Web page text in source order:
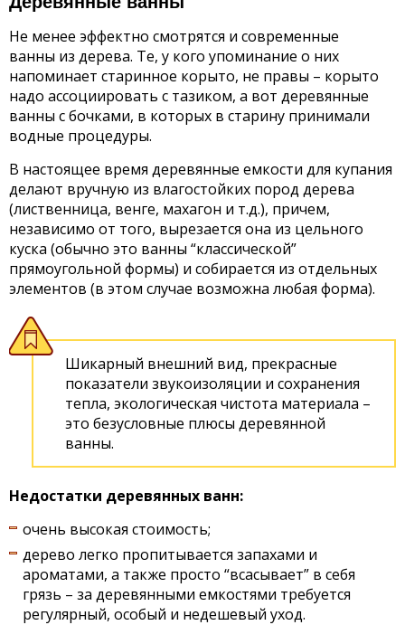
Не менее эффектно смотрятся и современные
ванны из дерева. Те, у кого упоминание о них
напоминает старинное корыто, не правы – корыто
надо ассоциировать с тазиком, а вот деревянные
ванны с бочками, в которых в старину принимали
водные процедуры.
В настоящее время деревянные емкости для купания
делают вручную из влагостойких пород дерева
(лиственница, венге, махагон и т.д.), причем,
независимо от того, вырезается она из цельного
куска (обычно это ванны “классической”
прямоугольной формы) и собирается из отдельных
элементов (в этом случае возможна любая форма).
Шикарный внешний вид, прекрасные
показатели звукоизоляции и сохранения
тепла, экологическая чистота материала –
это безусловные плюсы деревянной
ванны.
Недостатки деревянных ванн:
очень высокая стоимость;
дерево легко пропитывается запахами и
ароматами, а также просто “всасывает” в себя
грязь – за деревянными емкостями требуется
регулярный, особый и недешевый уход.